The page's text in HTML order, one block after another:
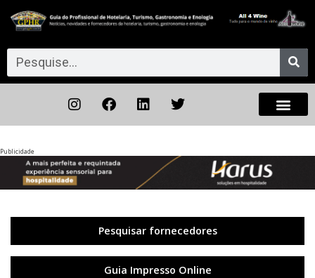
Publicidade
Pesquisar fornecedores
Guia Impresso Online